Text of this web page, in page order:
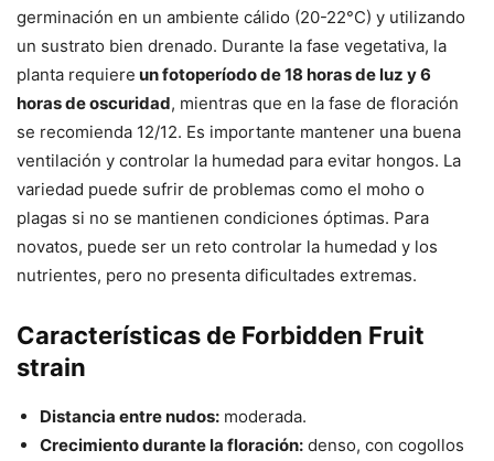
germinación en un ambiente cálido (20-22°C) y utilizando
un sustrato bien drenado. Durante la fase vegetativa, la
planta requiere un fotoperíodo de 18 horas de luz y 6
horas de oscuridad, mientras que en la fase de floración
se recomienda 12/12. Es importante mantener una buena
ventilación y controlar la humedad para evitar hongos. La
variedad puede sufrir de problemas como el moho o
plagas si no se mantienen condiciones óptimas. Para
novatos, puede ser un reto controlar la humedad y los
nutrientes, pero no presenta dificultades extremas.
Características de Forbidden Fruit
strain
Distancia entre nudos: moderada.
Crecimiento durante la floración: denso, con cogollos